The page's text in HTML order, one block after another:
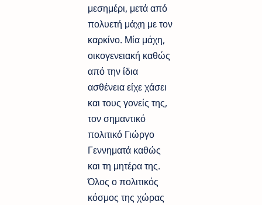
μεσημέρι, μετά από
πολυετή μάχη με τον
καρκίνο. Μία μάχη,
οικογενειακή καθώς
από την ίδια
ασθένεια είχε χάσει
και τους γονείς της,
τον σημαντικό
πολιτικό Γιώργο
Γεννηματά καθώς
και τη μητέρα της.
Όλος ο πολιτικός
κόσμος της χώρας